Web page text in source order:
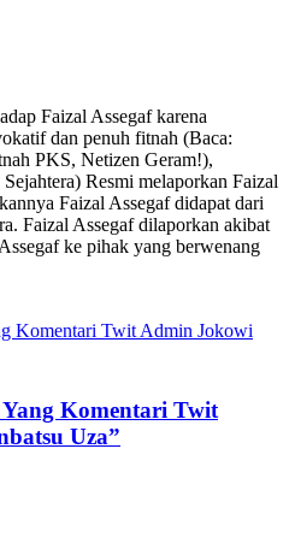
Faizal Assegaf karena
dan penuh fitnah (Baca:
PKS, Netizen Geram!),
Resmi melaporkan Faizal
Faizal Assegaf didapat dari
Faizal Assegaf dilaporkan akibat
ke pihak yang berwenang
Komentari Twit
Uza”